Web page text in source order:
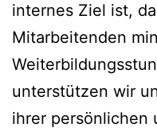
internes Ziel ist,
Mitarbeitenden
unterstützen wir
ihrer persönlichen